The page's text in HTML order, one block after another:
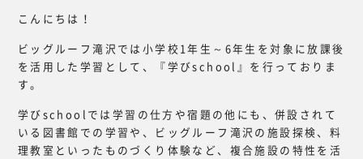
こんにちは！
ビッグルーフ滝沢では小学校1年生～6年生を対象に放課後
を活用した学習として、『学びschool』を行っておりま
す。
学びschoolでは学習の仕方や宿題の他にも、併設されて
いる図書館での学習や、ビッグルーフ滝沢の施設探検、料
理教室といったものづくり体験など、複合施設の特性を活